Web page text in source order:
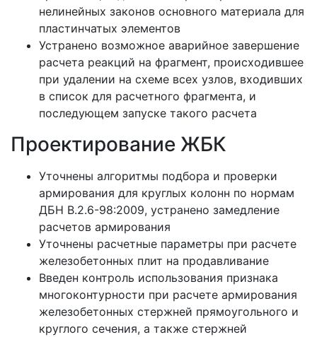
нелинейных законов основного материала для
пластинчатых элементов
Устранено возможное аварийное завершение
расчета реакций на фрагмент, происходившее
при удалении на схеме всех узлов, входивших
в список для расчетного фрагмента, и
последующем запуске такого расчета
Проектирование ЖБК
Уточнены алгоритмы подбора и проверки
армирования для круглых колонн по нормам
ДБН B.2.6-98:2009, устранено замедление
расчетов армирования
Уточнены расчетные параметры при расчете
железобетонных плит на продавливание
Введен контроль использования признака
многоконтурности при расчете армирования
железобетонных стержней прямоугольного и
круглого сечения, а также стержней